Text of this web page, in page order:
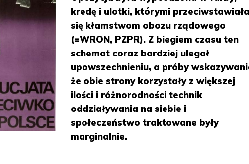
kredę i ulotki, którymi przeciwstawiała
się kłamstwom obozu rządowego
(=WRON, PZPR). Z biegiem czasu ten
schemat coraz bardziej ulegał
upowszechnieniu, a próby
że obie strony korzystały z większej
ilości i różnorodności technik
oddziaływania na siebie i
społeczeństwo traktowane były
marginalnie.